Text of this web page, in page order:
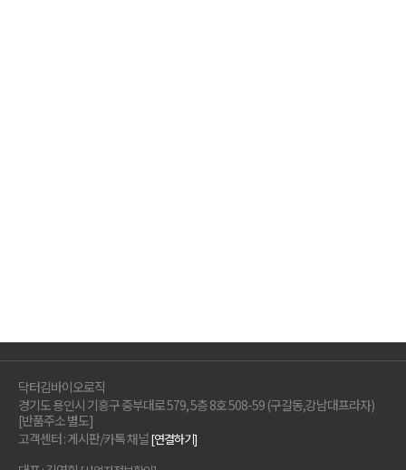
닥터김바이오로직
경기도 용인시 기흥구 중부대로 579, 5층 8호 508-59 (구갈동,강남대프라자)
[반품주소 별도]
고객센터 : 게시판/카톡 채널[연결하기]